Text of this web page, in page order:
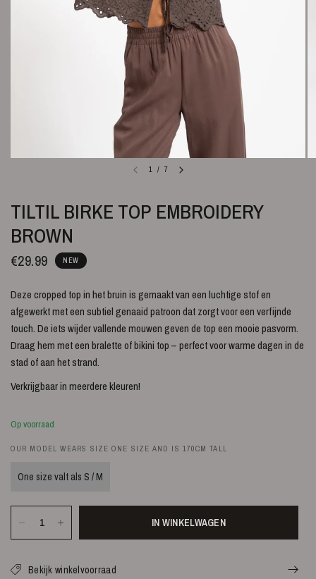
1 / 7
TILTIL BIRKE TOP EMBROIDERY
BROWN
€29.99 NEW
Deze cropped top in het bruin is gemaakt van een luchtige stof en
afgewerkt met een subtiel genaaid patroon dat zorgt voor een verfijnde
touch. De iets wijder vallende mouwen geven de top een mooie pasvorm.
Draag hem met een bralette of bikini top – perfect voor warme dagen in de
stad of aan het strand.
Verkrijgbaar in meerdere kleuren!
Op voorraad
OUR MODEL WEARS SIZE ONE SIZE AND IS 170CM TALL
One size valt als S / M
IN WINKELWAGEN
Bekijk winkelvoorraad